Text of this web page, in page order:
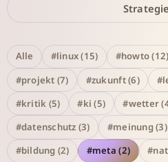
Alle #linux (15) #howto (12)
#projekt (7)
#zukunft (6)
#kritik (5)
#ki (5) #wetter
#datenschutz (3)
#meinung (3)
#bildung (2)
#meta (2)